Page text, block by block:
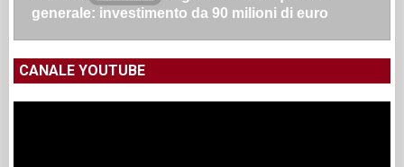
generale: investimento da 90 milioni di euro
CANALE YOUTUBE